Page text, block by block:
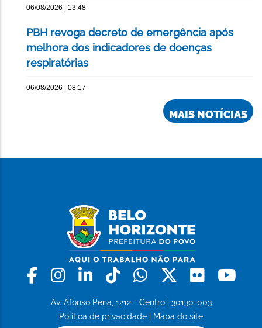
06/08/2026 | 13:48
PBH revoga decreto de emergência após
melhora dos indicadores de doenças
respiratórias
06/08/2026 | 08:17
MAIS NOTÍCIAS
Facebook
Instagram
LinkedinTiktokWhatsapp
X Flickr
Av. Afonso Pena, 1212 - Centro | 30130-003
Política de privacidade
Mapa do site